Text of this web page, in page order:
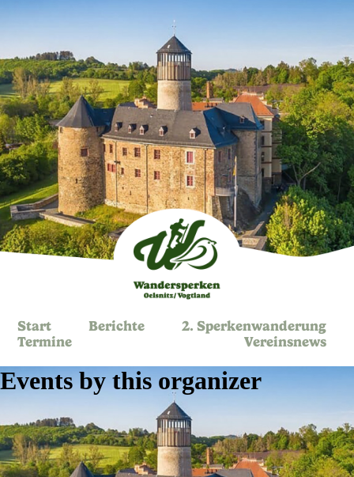
Start Berichte
2. Sperkenwanderung
Termine
Vereinsnews
Events by this organizer